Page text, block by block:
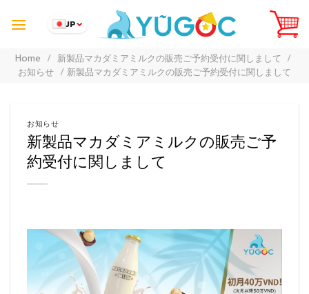
JP
Home / 新製品マカダミアミルクの販売ご予約受付に関しまして /
お知らせ / 新製品マカダミアミルクの販売ご予約受付に関しまして
お知らせ
新製品マカダミアミルクの販売ご予
約受付に関しまして